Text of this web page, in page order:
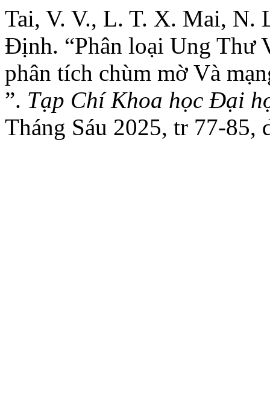
Tai, V. V., L. T. X. Mai, N.
Định. “Phân loại Ung Thư
phân tích chùm mờ Và
”. Tạp Chí Khoa học Đại
Tháng Sáu 2025, tr 77-85,